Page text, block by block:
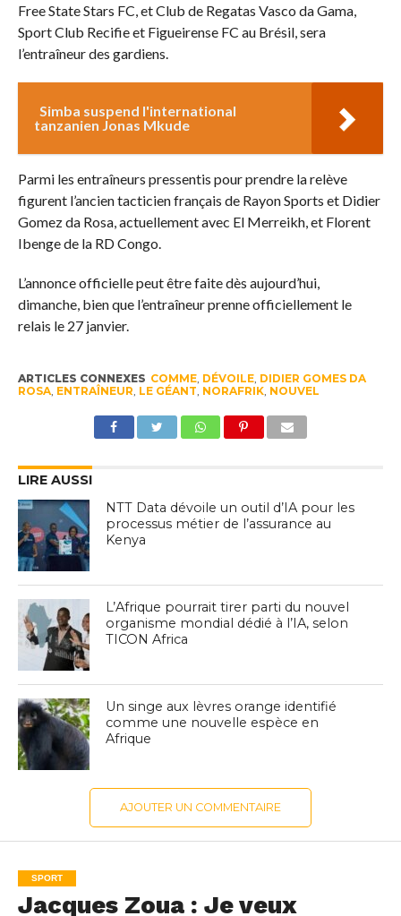
Free State Stars FC, et Club de Regatas Vasco da Gama,
Sport Club Recifie et Figueirense FC au Brésil, sera
l’entraîneur des gardiens.
Simba suspend l'international
tanzanien Jonas Mkude
Parmi les entraîneurs pressentis pour prendre la relève
figurent l’ancien tacticien français de Rayon Sports et Didier
Gomez da Rosa, actuellement avec El Merreikh, et Florent
Ibenge de la RD Congo.
L’annonce officielle peut être faite dès aujourd’hui,
dimanche, bien que l’entraîneur prenne officiellement le
relais le 27 janvier.
ARTICLES CONNEXES COMME, DÉVOILE, DIDIER GOMES DA
ROSA, ENTRAÎNEUR, LE GÉANT, NORAFRIK, NOUVEL
LIRE AUSSI
NTT Data dévoile un outil d’IA pour les
processus métier de l’assurance au
Kenya
L’Afrique pourrait tirer parti du nouvel
organisme mondial dédié à l’IA, selon
TICON Africa
Un singe aux lèvres orange identifié
comme une nouvelle espèce en
Afrique
AJOUTER UN COMMENTAIRE
SPORT
Jacques Zoua : Je veux